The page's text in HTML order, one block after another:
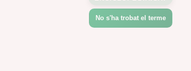
No s'ha trobat el terme